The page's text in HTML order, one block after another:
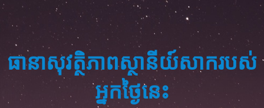
ធានាសុវត្ថិភាពស្ថានីយ៍សាករបស់
អ្នកថ្ងៃនេះ